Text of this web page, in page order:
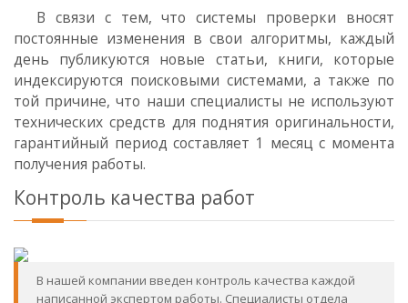
В связи с тем, что системы проверки вносят
постоянные изменения в свои алгоритмы, каждый
день публикуются новые статьи, книги, которые
индексируются поисковыми системами, а также по
той причине, что наши специалисты не используют
технических средств для поднятия оригинальности,
гарантийный период составляет 1 месяц с момента
получения работы.
Контроль качества работ
В нашей компании введен контроль качества каждой
написанной экспертом работы. Специалисты отдела